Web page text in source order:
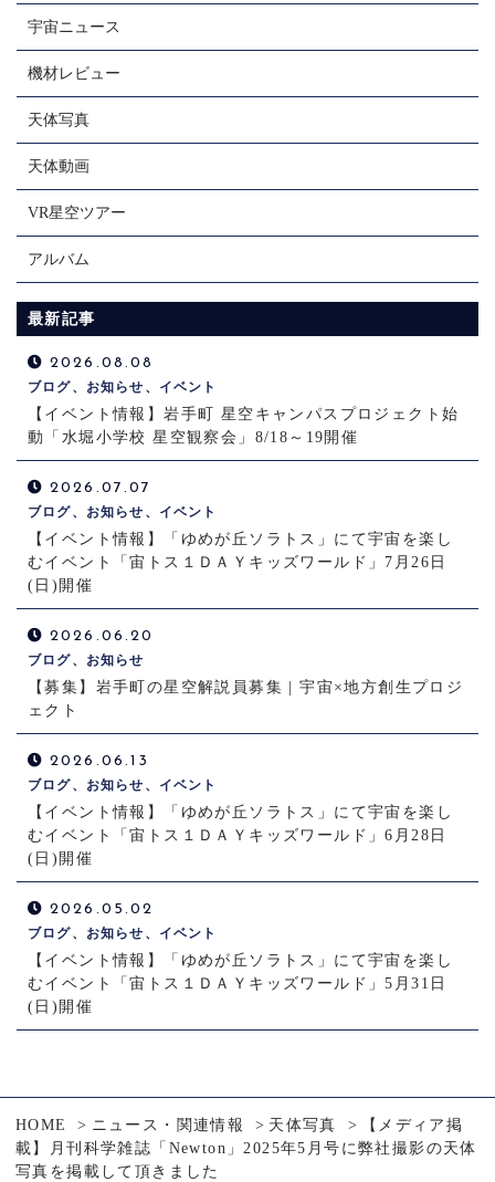
宇宙ニュース
機材レビュー
天体写真
天体動画
VR星空ツアー
アルバム
最新記事
2026.08.08
ブログ、お知らせ、イベント
【イベント情報】岩手町 星空キャンパスプロジェクト始
動「水堀小学校 星空観察会」8/18～19開催
2026.07.07
ブログ、お知らせ、イベント
【イベント情報】「ゆめが丘ソラトス」にて宇宙を楽し
むイベント「宙トス１ＤＡＹキッズワールド」7月26日
(日)開催
2026.06.20
ブログ、お知らせ
【募集】岩手町の星空解説員募集 | 宇宙×地方創生プロジ
ェクト
2026.06.13
ブログ、お知らせ、イベント
【イベント情報】「ゆめが丘ソラトス」にて宇宙を楽し
むイベント「宙トス１ＤＡＹキッズワールド」6月28日
(日)開催
2026.05.02
ブログ、お知らせ、イベント
【イベント情報】「ゆめが丘ソラトス」にて宇宙を楽し
むイベント「宙トス１ＤＡＹキッズワールド」5月31日
(日)開催
HOME ニュース・関連情報 天体写真
【メディア掲
載】月刊科学雑誌「Newton」2025年5月号に弊社撮影の天体
写真を掲載して頂きました